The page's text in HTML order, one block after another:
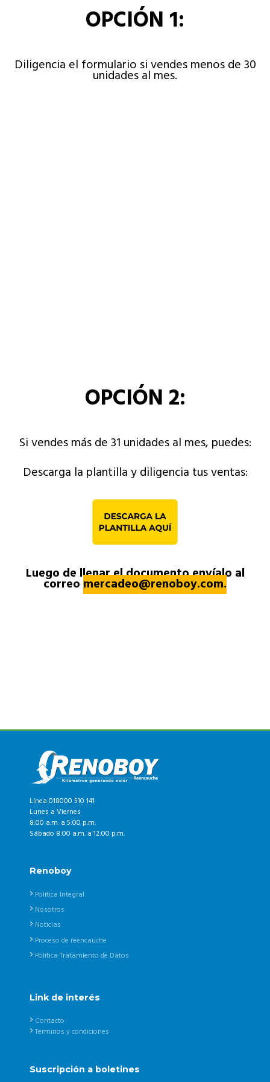
OPCIÓN 1:
Diligencia el formulario si vendes menos de 30
unidades al mes.
OPCIÓN 2:
Si vendes más de 31 unidades al mes, puedes:
Descarga la plantilla y diligencia tus ventas:
Luego de llenar el documento envíalo al
correo mercadeo@renoboy.com.
Línea 018000 510 141
Lunes a Viernes
8:00 a.m. a 5:00 p.m.
Sábado 8:00 a.m. a 12:00 p.m.
Renoboy
Política Integral
Nosotros
Noticias
Proceso de reencauche
Política Tratamiento de Datos
Link de interés
Contacto
Términos y condiciones
Suscripción a boletines